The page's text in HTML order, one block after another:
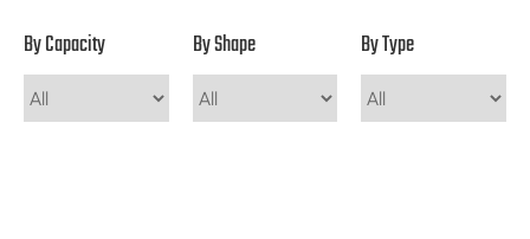
By Capacity By Shape By Type